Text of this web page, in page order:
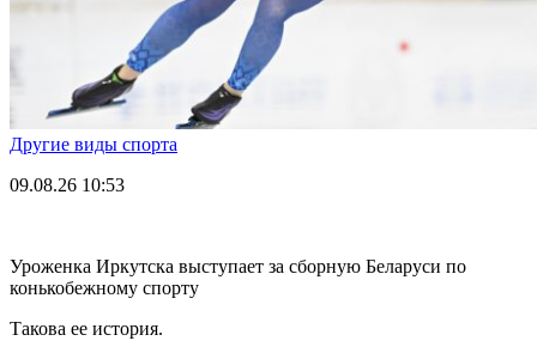
Другие виды спорта
09.08.26 10:53
Уроженка Иркутска выступает за сборную Беларуси по
конькобежному спорту
Такова ее история.